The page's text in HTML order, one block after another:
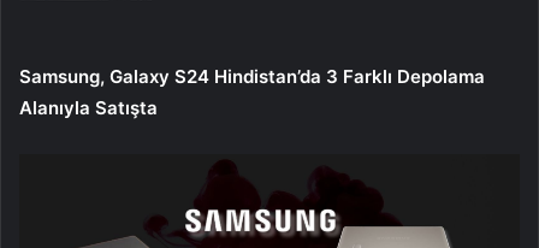
Samsung, Galaxy S24 Hindistan’da 3 Farklı Depolama
Alanıyla Satışta